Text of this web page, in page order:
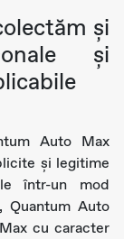
şi
și
Auto Max
și legitime
într-un mod
Quantum Auto
cu caracter